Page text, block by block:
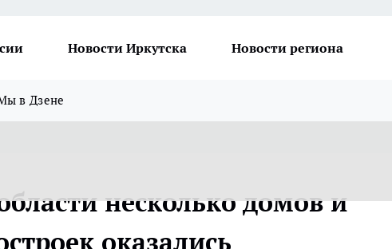
Новости Иркутска Новости региона
в Дзене
несколько домов и
оказались